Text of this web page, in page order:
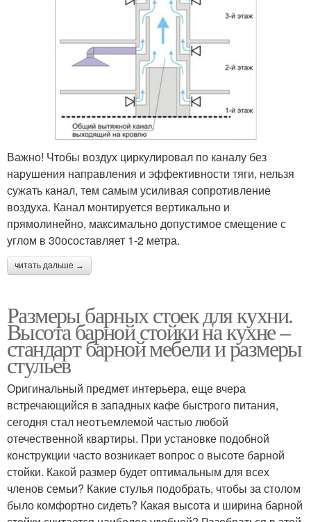
Важно! Чтобы воздух циркулировал по каналу без
нарушения направления и эффективности тяги, нельзя
сужать канал, тем самым усиливая сопротивление
воздуха. Канал монтируется вертикально и
прямолинейно, максимально допустимое смещение с
углом в 30осоставляет 1-2 метра.
читать дальше →
Размеры барных стоек для кухни.
Высота барной стойки на кухне –
стандарт барной мебели и размеры
стульев
Оригинальный предмет интерьера, еще вчера
встречающийся в западных кафе быстрого питания,
сегодня стал неотъемлемой частью любой
отечественной квартиры. При установке подобной
конструкции часто возникает вопрос о высоте барной
стойки. Какой размер будет оптимальным для всех
членов семьи? Какие стулья подобрать, чтобы за столом
было комфортно сидеть? Какая высота и ширина барной